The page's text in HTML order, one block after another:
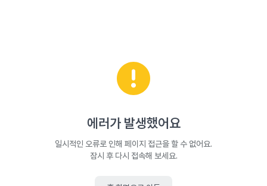
에러가 발생했어요
일시적인 오류로 인해 페이지 접근을 할 수 없어요.
잠시 후 다시 접속해 보세요.